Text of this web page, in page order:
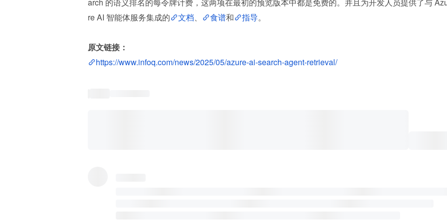
re AI 智能体服务集成的
文档、 食谱和 指导。
原文链接：
https://www.infoq.com/news/2025/05/azure-ai-search-agent-retrieval/